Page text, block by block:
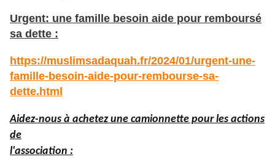
Urgent: une famille besoin aide pour remboursé
sa dette :
https://muslimsadaquah.fr/2024/01/urgent-une-
famille-besoin-aide-pour-rembourse-sa-
dette.html
Aidez-nous à achetez une camionnette pour les actions
de
l'association :